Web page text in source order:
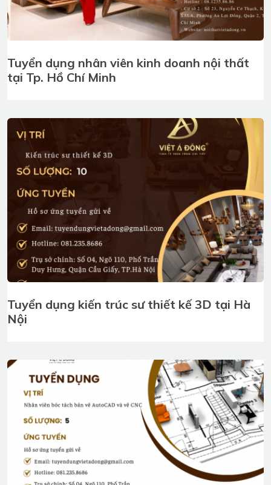
Tuyển dụng nhân viên kinh doanh nội thất
tại Tp. Hồ Chí Minh
Tuyển dụng kiến trúc sư thiết kế 3D tại Hà
Nội